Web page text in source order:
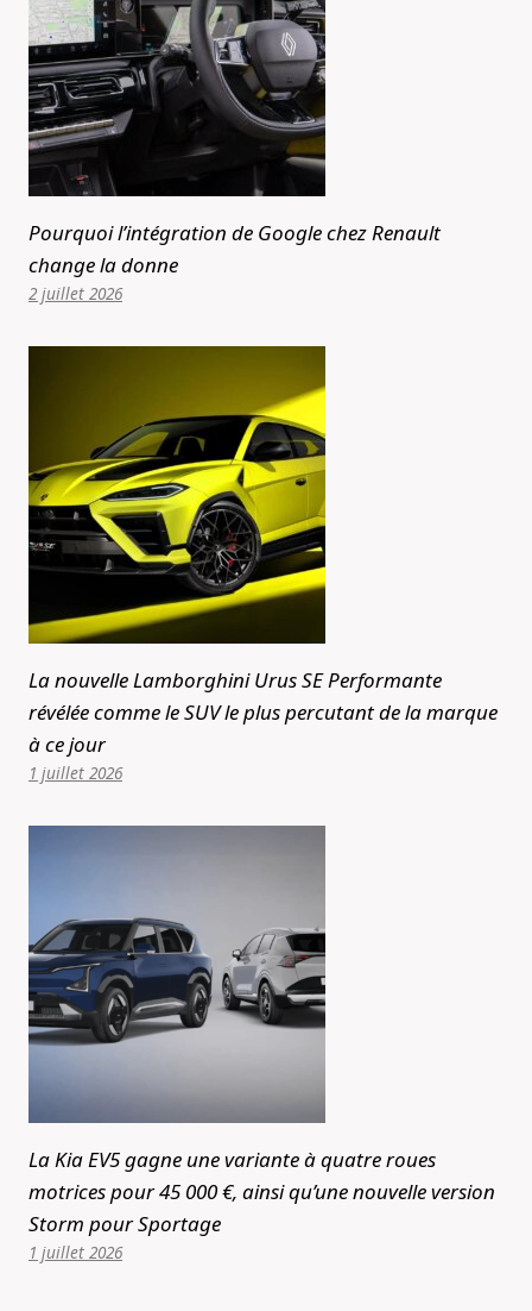
Pourquoi l’intégration de Google chez Renault
change la donne
2 juillet 2026
La nouvelle Lamborghini Urus SE Performante
révélée comme le SUV le plus percutant de la marque
à ce jour
1 juillet 2026
La Kia EV5 gagne une variante à quatre roues
motrices pour 45 000 €, ainsi qu’une nouvelle version
Storm pour Sportage
1 juillet 2026